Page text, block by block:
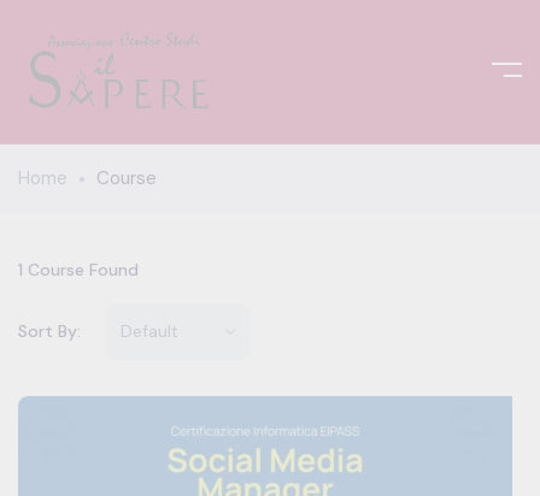
Home Course
1 Course Found
Sort By: